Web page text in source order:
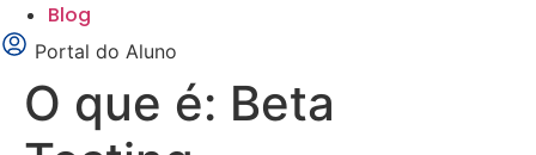
Blog
Portal do Aluno
O que é: Beta